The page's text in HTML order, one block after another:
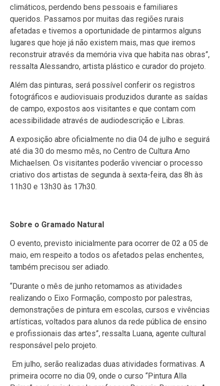
climáticos, perdendo bens pessoais e familiares
queridos. Passamos por muitas das regiões rurais
afetadas e tivemos a oportunidade de pintarmos alguns
lugares que hoje já não existem mais, mas que iremos
reconstruir através da memória viva que habita nas obras”,
ressalta Alessandro, artista plástico e curador do projeto.
Além das pinturas, será possível conferir os registros
fotográficos e audiovisuais produzidos durante as saídas
de campo, expostos aos visitantes e que contam com
acessibilidade através de audiodescrição e Libras.
A exposição abre oficialmente no dia 04 de julho e seguirá
até dia 30 do mesmo mês, no Centro de Cultura Arno
Michaelsen. Os visitantes poderão vivenciar o processo
criativo dos artistas de segunda à sexta-feira, das 8h às
11h30 e 13h30 às 17h30.
Sobre o Gramado Natural
O evento, previsto inicialmente para ocorrer de 02 a 05 de
maio, em respeito a todos os afetados pelas enchentes,
também precisou ser adiado.
“Durante o mês de junho retomamos as atividades
realizando o Eixo Formação, composto por palestras,
demonstrações de pintura em escolas, cursos e vivências
artísticas, voltados para alunos da rede pública de ensino
e profissionais das artes”, ressalta Luana, agente cultural
responsável pelo projeto.
Em julho, serão realizadas duas atividades formativas. A
primeira ocorre no dia 09, onde o curso “Pintura Alla